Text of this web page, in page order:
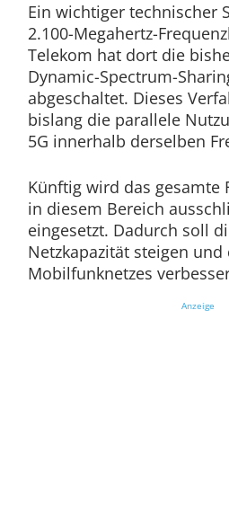
Ein wichtiger technischer
2.100-Megahertz-
Telekom hat dort die
Dynamic-Spectrum-
abgeschaltet. Dieses
bislang die parallele
5G innerhalb derselben
Künftig wird das gesamte
in diesem Bereich
eingesetzt. Dadurch soll
Netzkapazität steigen
Mobilfunknetzes
Anzeige